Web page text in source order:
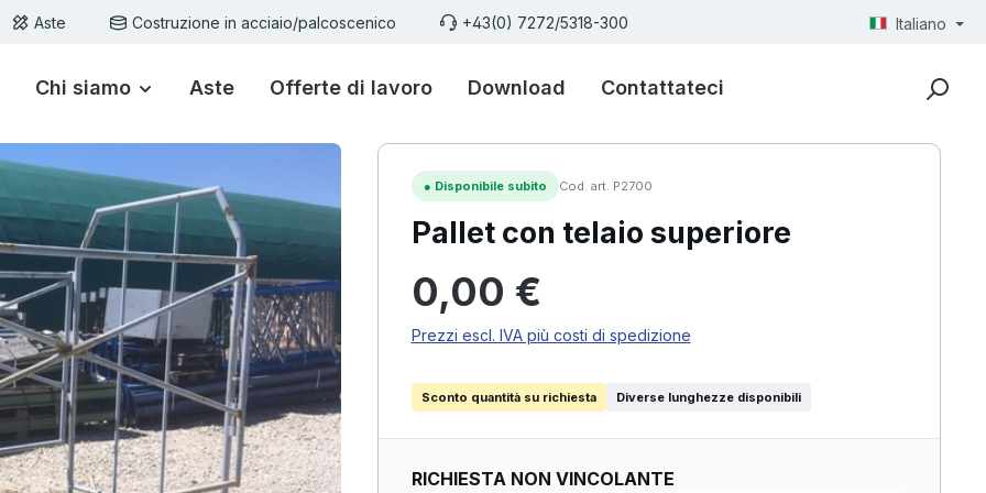
Aste Costruzione in acciaio/palcoscenico +43(0) 7272/5318-300 Italiano
Chi siamo Aste Offerte di lavoro Download Contattateci
● Disponibile subito Cod. art. P2700
Pallet con telaio superiore
Prezzo normale:
0,00 €
Prezzi escl. IVA più costi di spedizione
Sconto quantità su richiesta Diverse lunghezze disponibili
RICHIESTA NON VINCOLANTE